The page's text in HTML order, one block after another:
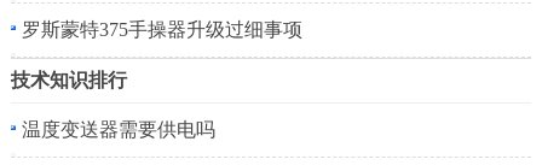
罗斯蒙特375手操器升级过细事项
技术知识排行
温度变送器需要供电吗